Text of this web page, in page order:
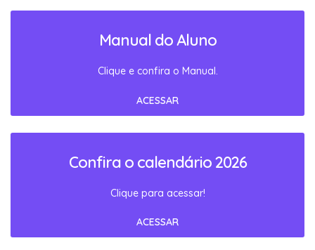
Manual do Aluno
Clique e confira o Manual.
ACESSAR
Confira o calendário 2026
Clique para acessar!
ACESSAR